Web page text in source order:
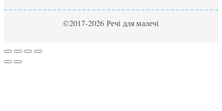
©2017-2026 Речі для малечі